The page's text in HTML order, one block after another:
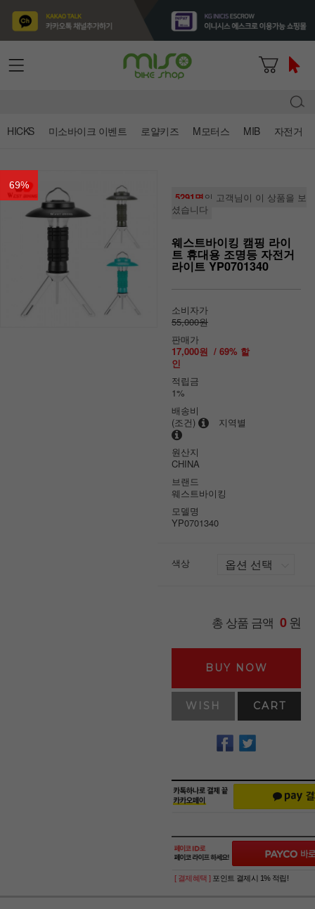
HICKS 미소바이크 이벤트 로얄키즈 M모터스 MIB 자전거
69%
5291명의 고객님이 이 상품을 보
셨습니다
웨스트바이킹 캠핑 라이
트 휴대용 조명등 자전거
라이트 YP0701340
소비자가
55,000원
판매가
17,000원 / 69% 할
인
적립금
1%
배송비
(조건)
지역별
원산지
CHINA
브랜드
웨스트바이킹
모델명
YP0701340
색상
총 상품 금액 0원
BUY NOW
WISH CART
[ 결제혜택 ] 포인트 결제시 1% 적립!